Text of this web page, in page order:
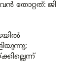
തോറ്റത്: ജി